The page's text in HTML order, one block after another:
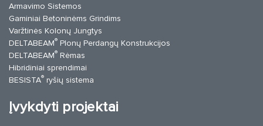
Armavimo Sistemos
Gaminiai Betoninėms Grindims
Varžtinės Kolonų Jungtys
DELTABEAM® Plonų Perdangų Konstrukcijos
DELTABEAM® Rėmas
Hibridiniai sprendimai
BESISTA® ryšių sistema
Įvykdyti projektai